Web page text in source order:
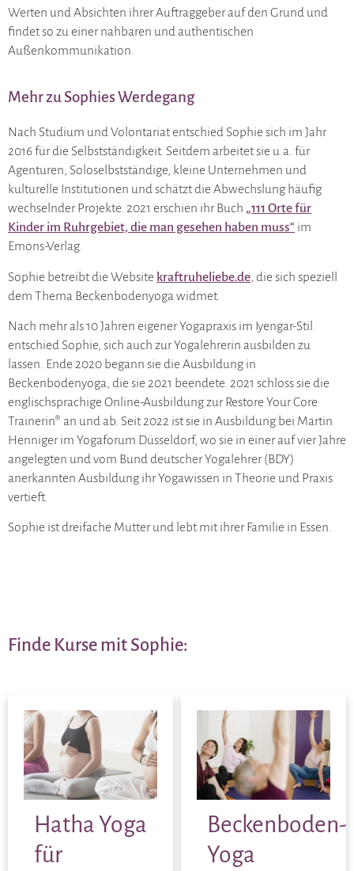
Werten und Absichten ihrer Auftraggeber auf den Grund und
findet so zu einer nahbaren und authentischen
Außenkommunikation.
Mehr zu Sophies Werdegang
Nach Studium und Volontariat entschied Sophie sich im Jahr
2016 für die Selbstständigkeit. Seitdem arbeitet sie u.a. für
Agenturen, Soloselbstständige, kleine Unternehmen und
kulturelle Institutionen und schätzt die Abwechslung häufig
wechselnder Projekte. 2021 erschien ihr Buch „111 Orte für
Kinder im Ruhrgebiet, die man gesehen haben muss“ im
Emons-Verlag.
Sophie betreibt die Website kraftruheliebe.de, die sich speziell
dem Thema Beckenbodenyoga widmet.
Nach mehr als 10 Jahren eigener Yogapraxis im Iyengar-Stil
entschied Sophie, sich auch zur Yogalehrerin ausbilden zu
lassen. Ende 2020 begann sie die Ausbildung in
Beckenbodenyoga, die sie 2021 beendete. 2021 schloss sie die
englischsprachige Online-Ausbildung zur Restore Your Core
Trainerin® an und ab. Seit 2022 ist sie in Ausbildung bei Martin
Henniger im Yogaforum Düsseldorf, wo sie in einer auf vier Jahre
angelegten und vom Bund deutscher Yogalehrer (BDY)
anerkannten Ausbildung ihr Yogawissen in Theorie und Praxis
vertieft.
Sophie ist dreifache Mutter und lebt mit ihrer Familie in Essen.
Finde Kurse mit Sophie:
Hatha Yoga
für
Beckenboden-
Yoga